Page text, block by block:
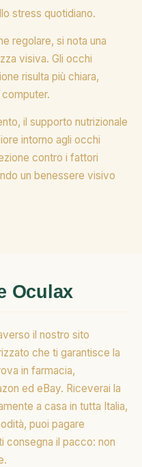
stress quotidiano.
regolare, si nota una
visiva. Gli occhi
risulta più chiara,
il supporto nutrizionale
intorno agli occhi
contro i fattori
un benessere visivo
Oculax
il nostro sito
che ti garantisce la
in farmacia,
ed eBay. Riceverai la
a casa in tutta Italia,
puoi pagare
consegna il pacco: non